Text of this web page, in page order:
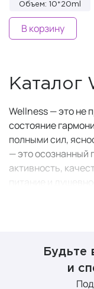
Объем: 10*20ml
В корзину
Каталог
Wellness — это не
состояние
полными сил,
— это осознанный
активность,
аксессуаров для
витаминных
Будьте
и